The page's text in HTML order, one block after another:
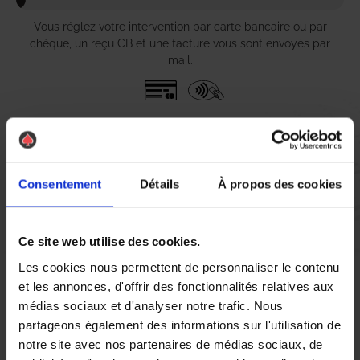
Consentement Détails À propos des cookies
Ce site web utilise des cookies.
Les cookies nous permettent de personnaliser le contenu
et les annonces, d'offrir des fonctionnalités relatives aux
médias sociaux et d'analyser notre trafic. Nous
partageons également des informations sur l'utilisation de
notre site avec nos partenaires de médias sociaux, de
Vous réglez votre intervention par carte bancaire ou par
chèque, un reçu CB et une facture vous sont envoyés par
mail.
Etape 5 :
avec l’équipe AS DE PIC.
Nous avons pensé à tout
À Saint-Germain-en-Laye, la présence dechenillespeut